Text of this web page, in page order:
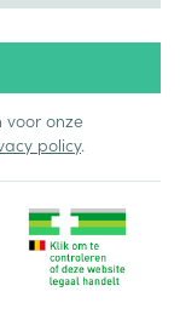
voor onze
policy.